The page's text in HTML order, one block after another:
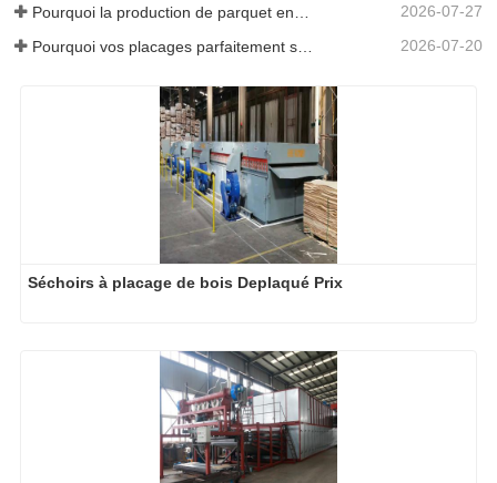
2026-07-27
Pourquoi vos placages parfaitement séchés se réhumidifient-ils ? 2026-07-20
Séchoirs à placage de bois Deplaqué Prix